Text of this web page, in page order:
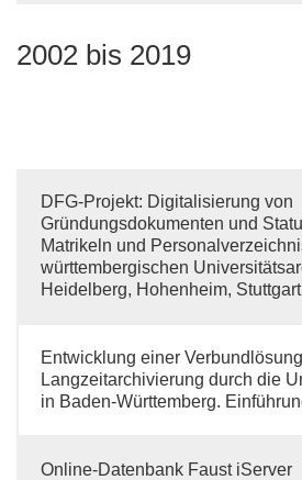
2002 bis 2019
DFG-Projekt: Digitalisierung von
Gründungsdokumenten und
Matrikeln und
württembergischen
Heidelberg, Hohenheim,
Entwicklung einer
Langzeitarchivierung durch die
in Baden-Württemberg.
Online-Datenbank Faust iServer